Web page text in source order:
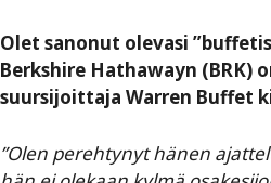
Olet sanonut olevasi
Berkshire Hathawayn (BRK)
suursijoittaja Warren Buffet
”Olen perehtynyt hänen